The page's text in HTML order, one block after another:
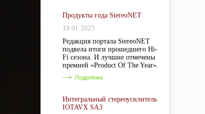
Продукты года StereoNET
19.01.2023
Редакция портала StereoNET
подвела итоги прошедшего Hi-
Fi сезона. И лучшие отмечены
премией «Product Of The Year».
Подробнее
Интегральный стереоусилитель
IOTAVX SA3